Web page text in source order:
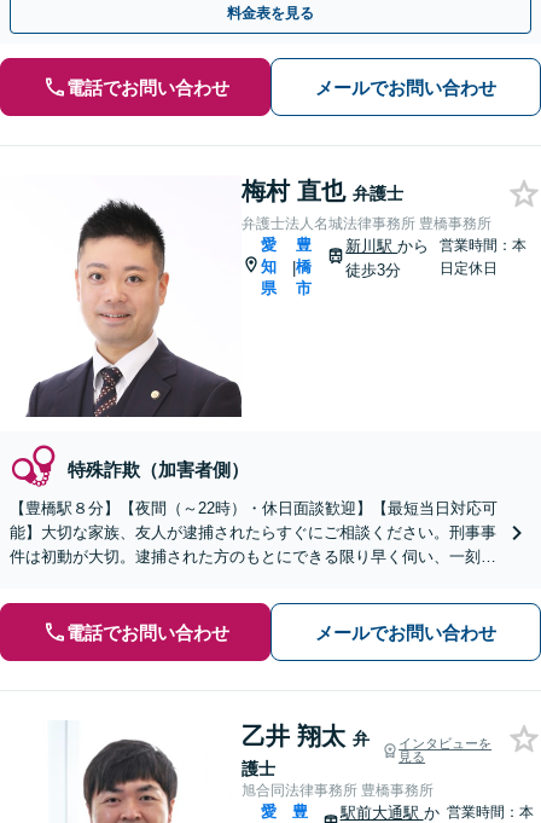
料金表を見る
電話でお問い合わせ メールでお問い合わせ
梅村 直也 弁護士
弁護士法人名城法律事務所 豊橋事務所
愛
知
県
|
豊
橋
市
新川駅から
徒歩3分
営業時間：本
日定休日
特殊詐欺（加害者側）
【豊橋駅８分】【夜間（～22時）・休日面談歓迎】【最短当日対応可
能】大切な家族、友人が逮捕されたらすぐにご相談ください。刑事事
件は初動が大切。逮捕された方のもとにできる限り早く伺い、一刻も
電話でお問い合わせ メールでお問い合わせ
乙井 翔太 弁
護士
インタビューを
見る
旭合同法律事務所 豊橋事務所
愛
豊
駅前大通駅 か 営業時間：本